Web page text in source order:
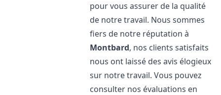
pour vous assurer de la qualité
de notre travail. Nous sommes
fiers de notre réputation à
Montbard, nos clients satisfaits
nous ont laissé des avis élogieux
sur notre travail. Vous pouvez
consulter nos évaluations en